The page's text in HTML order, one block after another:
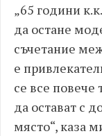
„65 години
да остане
съчетание
е
се все повече
да остават с
място“, каза